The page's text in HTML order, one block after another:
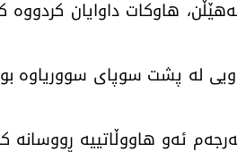
هاوکات داوایان
لە پشت سوپای سووریاوە
ئەو هاووڵاتییە ڕووسانە